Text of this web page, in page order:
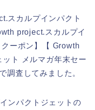
スカルプインパクト
project.スカルプイ
ーポン】【 Growth
ト メルマガ年末セー
調査してみました。
ンパクトジェットの